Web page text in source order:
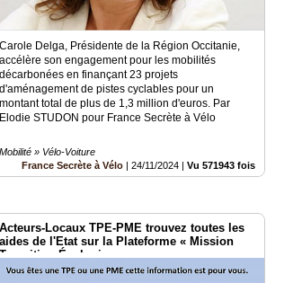
Carole Delga, Présidente de la Région Occitanie,
accélère son engagement pour les mobilités
décarbonées en finançant 23 projets
d'aménagement de pistes cyclables pour un
montant total de plus de 1,3 million d'euros. Par
Elodie STUDON pour France Secrète à Vélo
Mobilité » Vélo-Voiture
France Secrète à Vélo |24/11/2024 |Vu 571943 fois
Acteurs-Locaux TPE-PME trouvez toutes les
aides de l'Etat sur la Plateforme « Mission
Transition Écologique »